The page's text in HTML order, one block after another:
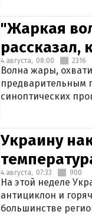
"Жаркая
рассказал,
4 августа, 08:00 2316
Волна жары,
предварительным
синоптических
Украину
4 августа, 07:33 900
На этой неделе
антициклон и
большинстве